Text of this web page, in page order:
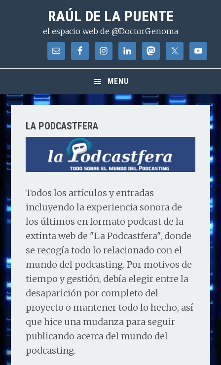
contenido
RAÚL DE LA PUENTE
el espacio web de @DoctorGenoma
MENU
LA PODCASTFERA
Todos los artículos y entradas
incluyendo la experiencia sonora de
los últimos en formato podcast de la
extinta web de "La Podcastfera", donde
se recogía todo lo relacionado con el
mundo del podcasting. Por motivos de
tiempo y gestión, debía elegir entre la
desaparición por completo del
proyecto o mantener todo lo hecho, así
que hice una mudanza para seguir
publicando acerca del mundo del
podcasting.